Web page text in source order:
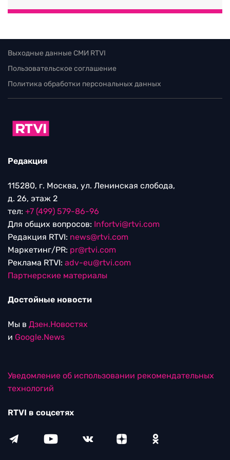
Выходные данные СМИ RTVI
Пользовательское соглашение
Политика обработки персональных данных
Редакция
115280, г. Москва, ул. Ленинская слобода,
д. 26, этаж 2
тел: +7 (499) 579-86-96
Для общих вопросов: Infortvi@rtvi.com
Редакция RTVI: news@rtvi.com
Маркетинг/PR: pr@rtvi.com
Реклама RTVI: adv-eu@rtvi.com
Партнерские материалы
Достойные новости
Мы в Дзен.Новостях
и Google.News
Уведомление об использовании рекомендательных
технологий
RTVI в соцсетях